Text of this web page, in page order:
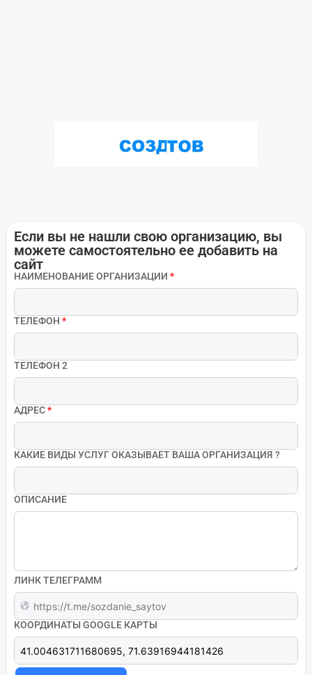
Если вы не нашли свою организацию, вы
можете самостоятельно ее добавить на
сайт
НАИМЕНОВАНИЕ ОРГАНИЗАЦИИ *
ТЕЛЕФОН *
ТЕЛЕФОН 2
АДРЕС*
КАКИЕ ВИДЫ УСЛУГ ОКАЗЫВАЕТ ВАША ОРГАНИЗАЦИЯ ?
ОПИСАНИЕ
ЛИНК ТЕЛЕГРАММ
КООРДИНАТЫ GOOGLE КАРТЫ